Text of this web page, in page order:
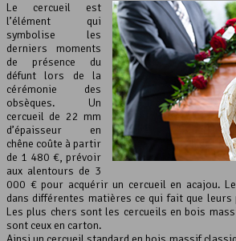
Le cercueil est
l’élément qui
symbolise les
derniers moments
de présence du
défunt lors de la
cérémonie des
obsèques. Un
cercueil de 22 mm
d’épaisseur en
chêne coûte à partir
de 1 480 €, prévoir
aux alentours de 3
000 € pour acquérir un cercueil en acajou.
dans différentes matières ce qui fait que
Les plus chers sont les cercueils en bois
sont ceux en carton.